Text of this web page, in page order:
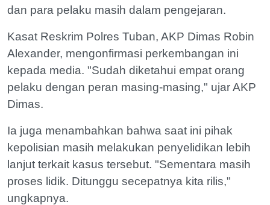
dan para pelaku masih dalam pengejaran.
Kasat Reskrim Polres Tuban, AKP Dimas Robin
Alexander, mengonfirmasi perkembangan ini
kepada media. "Sudah diketahui empat orang
pelaku dengan peran masing-masing," ujar AKP
Dimas.
Ia juga menambahkan bahwa saat ini pihak
kepolisian masih melakukan penyelidikan lebih
lanjut terkait kasus tersebut. "Sementara masih
proses lidik. Ditunggu secepatnya kita rilis,"
ungkapnya.